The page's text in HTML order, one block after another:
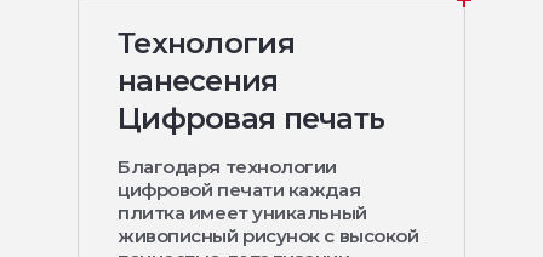
Технология
нанесения
Цифровая печать
Благодаря технологии
цифровой печати каждая
плитка имеет уникальный
живописный рисунок с высокой